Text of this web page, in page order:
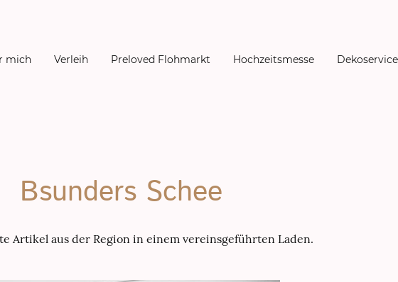
mich Verleih Preloved Flohmarkt Hochzeitsmesse Dekoservice
Bsunders Schee
Artikel aus der Region in einem vereinsgeführten Laden.